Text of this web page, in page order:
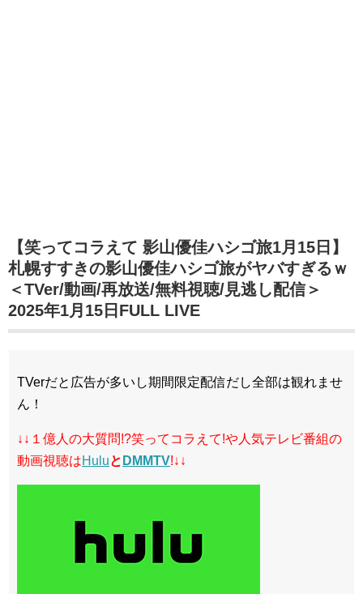
【笑ってコラえて 影山優佳ハシゴ旅1月15日】
札幌すすきの影山優佳ハシゴ旅がヤバすぎるｗ
＜TVer/動画/再放送/無料視聴/見逃し配信＞
2025年1月15日FULL LIVE
TVerだと広告が多いし期間限定配信だし全部は観れませ
ん！
↓↓１億人の大質問!?笑ってコラえて!や人気テレビ番組の
動画視聴はHuluと DMMTV!↓↓